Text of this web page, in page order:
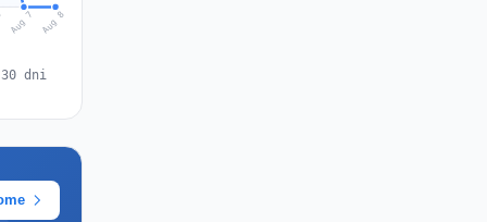
Aug 7 Aug 8
dni